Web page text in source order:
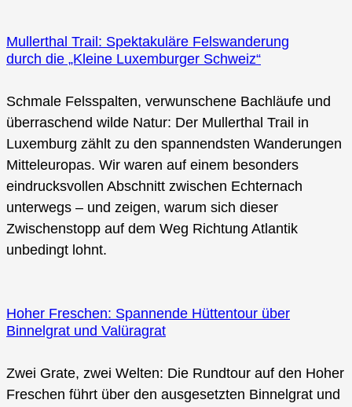
Mullerthal Trail: Spektakuläre Felswanderung
durch die „Kleine Luxemburger Schweiz“
Schmale Felsspalten, verwunschene Bachläufe und
überraschend wilde Natur: Der Mullerthal Trail in
Luxemburg zählt zu den spannendsten Wanderungen
Mitteleuropas. Wir waren auf einem besonders
eindrucksvollen Abschnitt zwischen Echternach
unterwegs – und zeigen, warum sich dieser
Zwischenstopp auf dem Weg Richtung Atlantik
unbedingt lohnt.
Hoher Freschen: Spannende Hüttentour über
Binnelgrat und Valüragrat
Zwei Grate, zwei Welten: Die Rundtour auf den Hoher
Freschen führt über den ausgesetzten Binnelgrat und